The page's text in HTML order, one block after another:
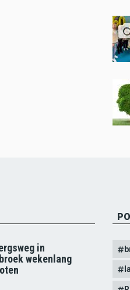
in
wekenlang